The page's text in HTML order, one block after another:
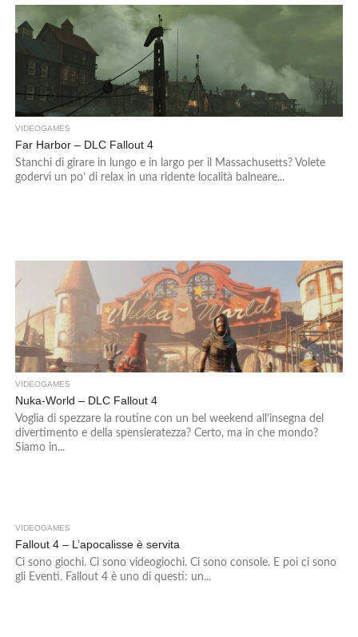
VIDEOGAMES
Far Harbor – DLC Fallout 4
Stanchi di girare in lungo e in largo per il Massachusetts? Volete
godervi un po’ di relax in una ridente località balneare...
VIDEOGAMES
Nuka-World – DLC Fallout 4
Voglia di spezzare la routine con un bel weekend all’insegna del
divertimento e della spensieratezza? Certo, ma in che mondo?
Siamo in...
VIDEOGAMES
Fallout 4 – L’apocalisse è servita
Ci sono giochi. Ci sono videogiochi. Ci sono console. E poi ci sono
gli Eventi. Fallout 4 è uno di questi: un...